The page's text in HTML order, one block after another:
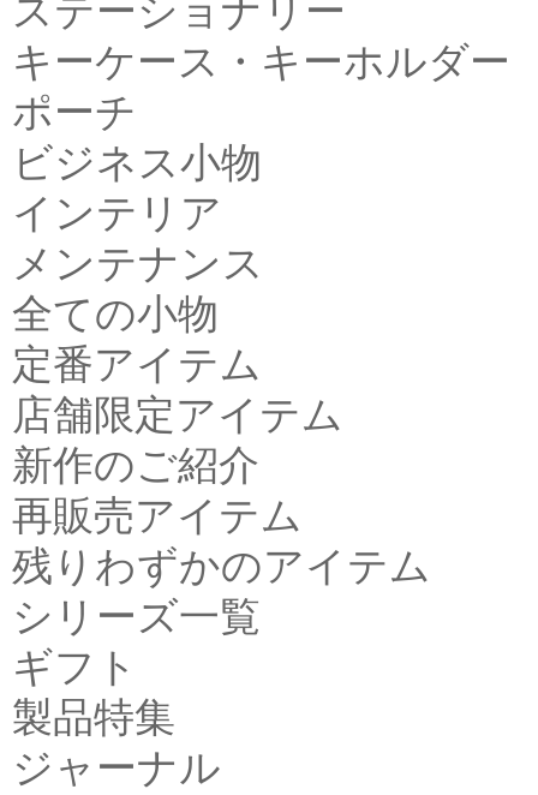
ステーショナリー
キーケース・キーホルダー
ポーチ
ビジネス小物
インテリア
メンテナンス
全ての小物
定番アイテム
店舗限定アイテム
新作のご紹介
再販売アイテム
残りわずかのアイテム
シリーズ一覧
ギフト
製品特集
ジャーナル